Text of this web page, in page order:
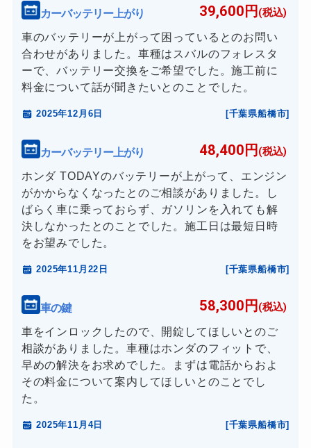
カーバッテリー上がり 39,600円 (税込)
車のバッテリーが上がって困っているとのお問い
合わせがありました。車種はスバルのフォレスタ
ーで、バッテリー交換をご希望でした。施工前に
料金について話が聞きたいとのことでした。
2025年12月6日 [千葉県船橋市]
カーバッテリー上がり 48,400円 (税込)
ホンダ TODAYのバッテリーが上がって、エンジン
がかからなくなったとのご相談がありました。し
ばらく車に乗っておらず、ガソリンを入れても解
決しなかったとのことでした。施工日は最短日時
をお望みでした。
2025年11月22日 [千葉県船橋市]
車の鍵 58,300円 (税込)
車をインロックしたので、開錠してほしいとのご
相談がありました。車種はホンダのフィットで、
早めの解決をお求めでした。まずは電話からおよ
その料金について案内してほしいとのことでし
た。
2025年11月4日 [千葉県船橋市]